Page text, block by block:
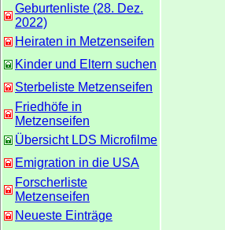
Geburtenliste (28. Dez.
2022)
Heiraten in Metzenseifen
Kinder und Eltern suchen
Sterbeliste Metzenseifen
Friedhöfe in
Metzenseifen
Übersicht LDS Microfilme
Emigration in die USA
Forscherliste
Metzenseifen
Neueste Einträge